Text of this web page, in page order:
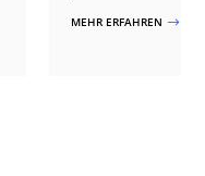
MEHR ERFAHREN $